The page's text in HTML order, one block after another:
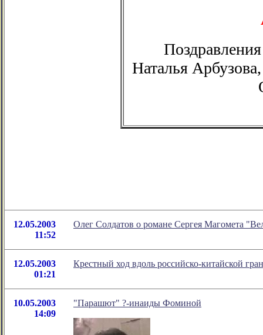
Наталья
12.05.2003
11:52
Олег Солдатов о романе Сергея Магомета
12.05.2003
01:21
Крестный ход вдоль российско-китайской
10.05.2003
14:09
"Парашют" ?-инаиды Фоминой